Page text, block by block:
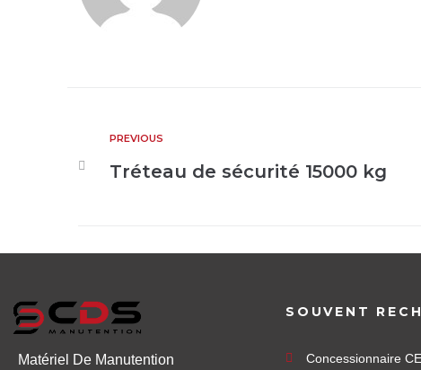
PREVIOUS
Tréteau de sécurité 15000 kg
Matériel De Manutention
SOUVENT
Concessionnaire